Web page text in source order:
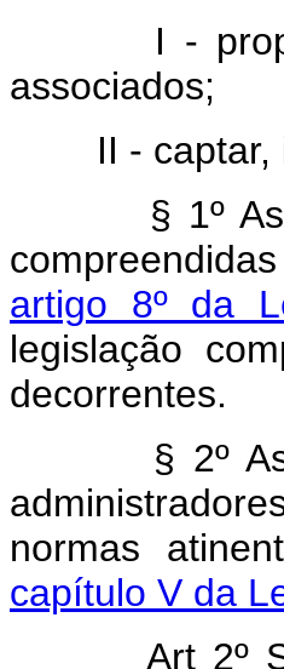
I -
associados;
II - captar,
§ 1º As
artigo 8º da
legislação
decorrentes.
§ 2º As
normas
capítulo V da
Art 2º